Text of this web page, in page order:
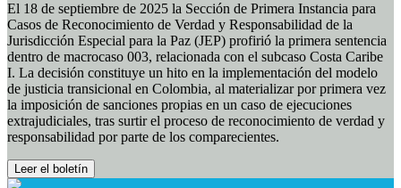
El 18 de septiembre de 2025 la Sección de Primera Instancia para
Casos de Reconocimiento de Verdad y Responsabilidad de la
Jurisdicción Especial para la Paz (JEP) profirió la primera sentencia
dentro de macrocaso 003, relacionada con el subcaso Costa Caribe
I. La decisión constituye un hito en la implementación del modelo
de justicia transicional en Colombia, al materializar por primera vez
la imposición de sanciones propias en un caso de ejecuciones
extrajudiciales, tras surtir el proceso de reconocimiento de verdad y
responsabilidad por parte de los comparecientes.
Leer el boletín